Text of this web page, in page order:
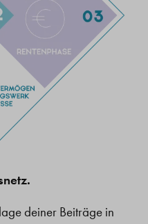
deiner Beiträge in